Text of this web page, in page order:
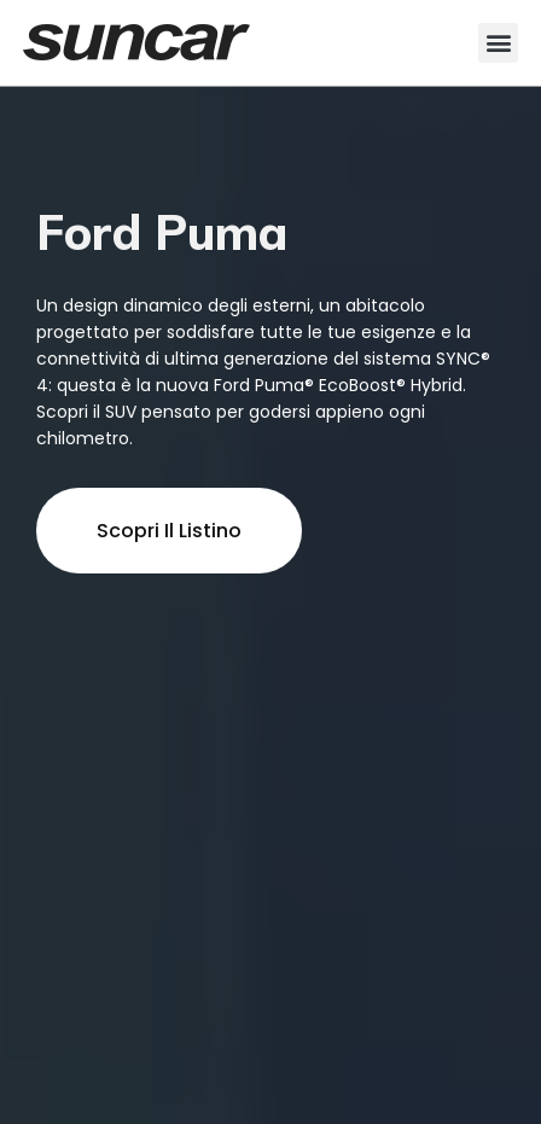
Ford Puma
Un design dinamico degli esterni, un abitacolo
progettato per soddisfare tutte le tue esigenze e la
connettività di ultima generazione del sistema SYNC®
4: questa è la nuova Ford Puma® EcoBoost® Hybrid.
Scopri il SUV pensato per godersi appieno ogni
chilometro.
Scopri Il Listino